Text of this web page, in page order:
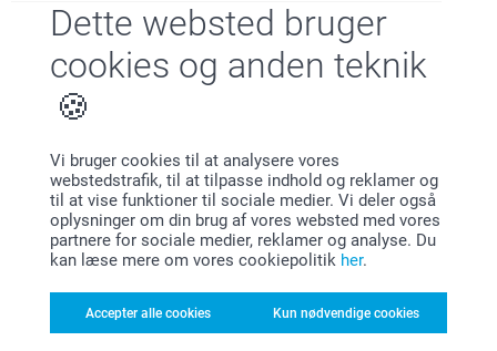
Dette websted bruger
cookies og anden teknik
Vi bruger cookies til at analysere vores
webstedstrafik, til at tilpasse indhold og reklamer og
til at vise funktioner til sociale medier. Vi deler også
oplysninger om din brug af vores websted med vores
partnere for sociale medier, reklamer og analyse. Du
kan læse mere om vores cookiepolitik her.
Accepter alle cookies Kun nødvendige cookies
Tilfreds kunde garanti
Bonus på alle dine køb